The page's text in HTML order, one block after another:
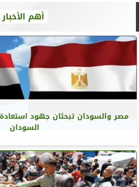
أهم الأخبار
مصر والسودان تبحثان جهود
السودان